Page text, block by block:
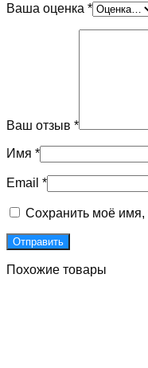
Ваша оценка *
Ваш отзыв *
Имя *
Email *
Сохранить моё имя,
Похожие товары